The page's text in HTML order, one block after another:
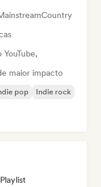
Country
maior impacto
pop
Indie rock